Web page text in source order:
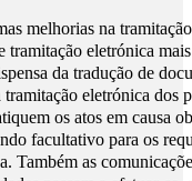
melhorias na
eletrónica
da tradução de
eletrónica dos
os atos em causa
facultativo para os
Também as